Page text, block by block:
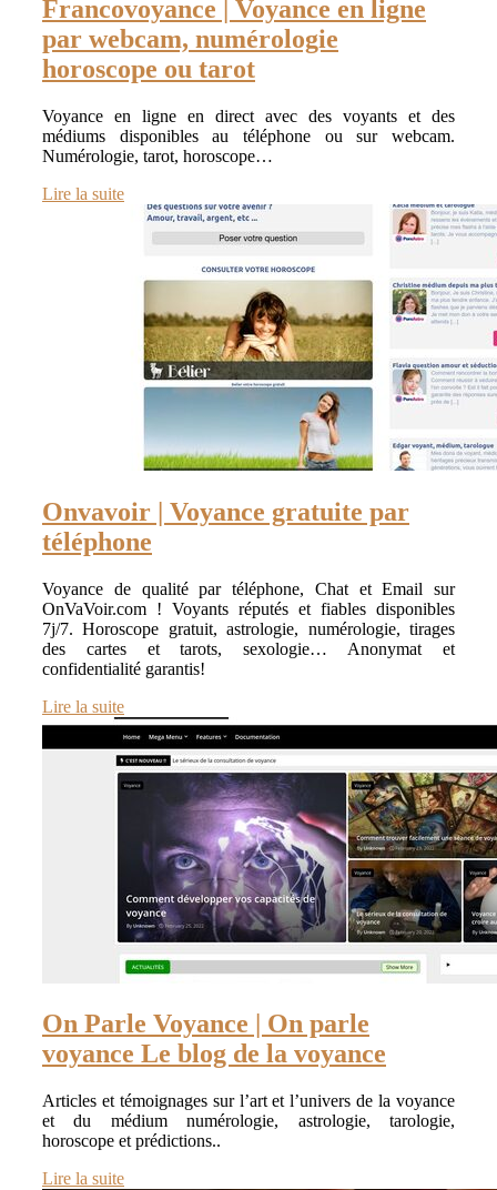
Francovoyance | Voyance en ligne
par webcam, numérologie
horoscope ou tarot
Voyance en ligne en direct avec des voyants et des
médiums disponibles au téléphone ou sur webcam.
Numérologie, tarot, horoscope…
Lire la suite
Onvavoir | Voyance gratuite par
téléphone
Voyance de qualité par téléphone, Chat et Email sur
OnVaVoir.com ! Voyants réputés et fiables disponibles
7j/7. Horoscope gratuit, astrologie, numérologie, tirages
des cartes et tarots, sexologie… Anonymat et
confidentialité garantis!
Lire la suite
On Parle Voyance | On parle
voyance Le blog de la voyance
Articles et témoignages sur l’art et l’univers de la voyance
et du médium numérologie, astrologie, tarologie,
horoscope et prédictions..
Lire la suite